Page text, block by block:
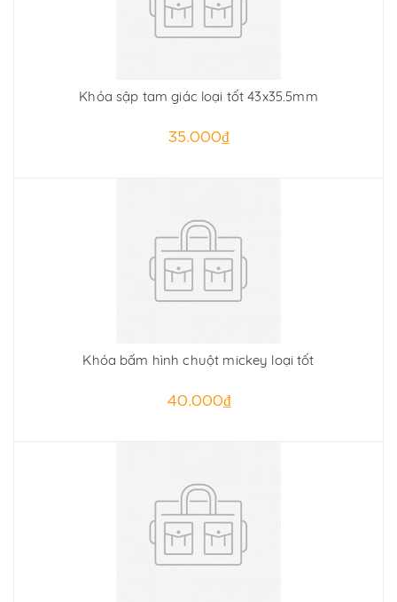
Khóa sập tam giác loại tốt 43x35.5mm
35.000₫
Khóa bấm hình chuột mickey loại tốt
40.000₫